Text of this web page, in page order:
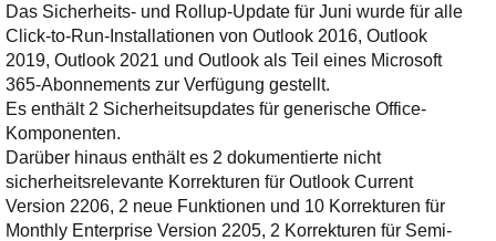
Das Sicherheits- und Rollup-Update für Juni wurde für alle
Click-to-Run-Installationen von Outlook 2016, Outlook
2019, Outlook 2021 und Outlook als Teil eines Microsoft
365-Abonnements zur Verfügung gestellt.
Es enthält 2 Sicherheitsupdates für generische Office-
Komponenten.
Darüber hinaus enthält es 2 dokumentierte nicht
sicherheitsrelevante Korrekturen für Outlook Current
Version 2206, 2 neue Funktionen und 10 Korrekturen für
Monthly Enterprise Version 2205, 2 Korrekturen für Semi-
bereithält!
Wie z.B. Outlook,
GMail, Thunderbird
oder auch
KuNoMail, usw.
Ihre E-Mail
Adresse:
E-Mail